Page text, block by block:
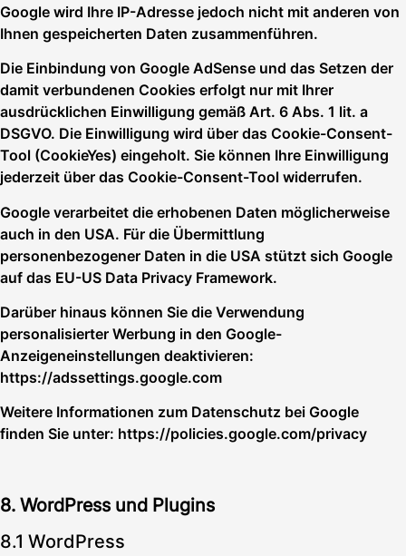
Google wird Ihre IP-Adresse jedoch nicht mit anderen von
Ihnen gespeicherten Daten zusammenführen.
Die Einbindung von Google AdSense und das Setzen der
damit verbundenen Cookies erfolgt nur mit Ihrer
ausdrücklichen Einwilligung gemäß Art. 6 Abs. 1 lit. a
DSGVO. Die Einwilligung wird über das Cookie-Consent-
Tool (CookieYes) eingeholt. Sie können Ihre Einwilligung
jederzeit über das Cookie-Consent-Tool widerrufen.
Google verarbeitet die erhobenen Daten möglicherweise
auch in den USA. Für die Übermittlung
personenbezogener Daten in die USA stützt sich Google
auf das EU-US Data Privacy Framework.
Darüber hinaus können Sie die Verwendung
personalisierter Werbung in den Google-
Anzeigeneinstellungen deaktivieren:
https://adssettings.google.com
Weitere Informationen zum Datenschutz bei Google
finden Sie unter: https://policies.google.com/privacy
8. WordPress und Plugins
8.1 WordPress